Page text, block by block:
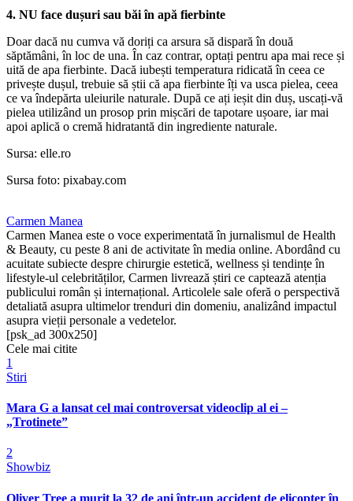
4. NU face dușuri sau băi în apă fierbinte
Doar dacă nu cumva vă doriți ca arsura să dispară în două
săptămâni, în loc de una. În caz contrar, optați pentru apa mai rece și
uită de apa fierbinte. Dacă iubești temperatura ridicată în ceea ce
privește dușul, trebuie să știi că apa fierbinte îți va usca pielea, ceea
ce va îndepărta uleiurile naturale. După ce ați ieșit din duș, uscați-vă
pielea utilizând un prosop prin mișcări de tapotare ușoare, iar mai
apoi aplică o cremă hidratantă din ingrediente naturale.
Sursa: elle.ro
Sursa foto: pixabay.com
Carmen Manea
Carmen Manea este o voce experimentată în jurnalismul de Health
& Beauty, cu peste 8 ani de activitate în media online. Abordând cu
acuitate subiecte despre chirurgie estetică, wellness și tendințe în
lifestyle-ul celebrităților, Carmen livrează știri ce captează atenția
publicului român și internațional. Articolele sale oferă o perspectivă
detaliată asupra ultimelor trenduri din domeniu, analizând impactul
asupra vieții personale a vedetelor.
[psk_ad 300x250]
Cele mai citite
1
Stiri
Mara G a lansat cel mai controversat videoclip al ei –
„Trotinete”
2
Showbiz
Oliver Tree a murit la 32 de ani într-un accident de elicopter în